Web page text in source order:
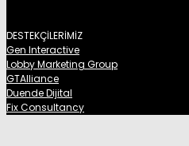
DESTEKÇİLERİMİZ
Gen Interactive
Lobby Marketing Group
GTAlliance
Duende Dijital
Fix Consultancy